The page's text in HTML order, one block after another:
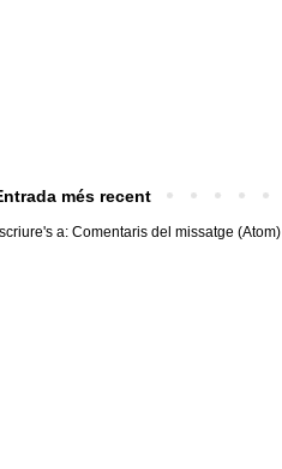
més recent
a: Comentaris del missatge (Atom)